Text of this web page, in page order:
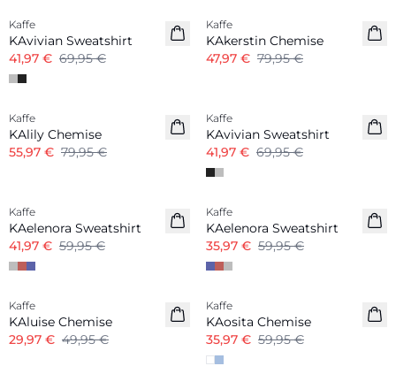
Kaffe
KAvivian Sweatshirt
41,97 € 69,95 €
Kaffe
KAkerstin Chemise
47,97 € 79,95 €
-30%
Kaffe
KAlily Chemise
55,97 € 79,95 €
Kaffe
KAvivian Sweatshirt
41,97 € 69,95 €
Kaffe
KAelenora Sweatshirt
41,97 € 59,95 €
-40%
Kaffe
KAelenora Sweatshirt
35,97 € 59,95 €
-40%
Kaffe
KAluise Chemise
29,97 € 49,95 €
-40%
Kaffe
KAosita Chemise
35,97 € 59,95 €
-50%